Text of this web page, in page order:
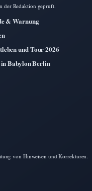
der Redaktion gepruft.
& Warnung
und Tour 2026
Babylon Berlin
von Hinweisen und Korrekturen.